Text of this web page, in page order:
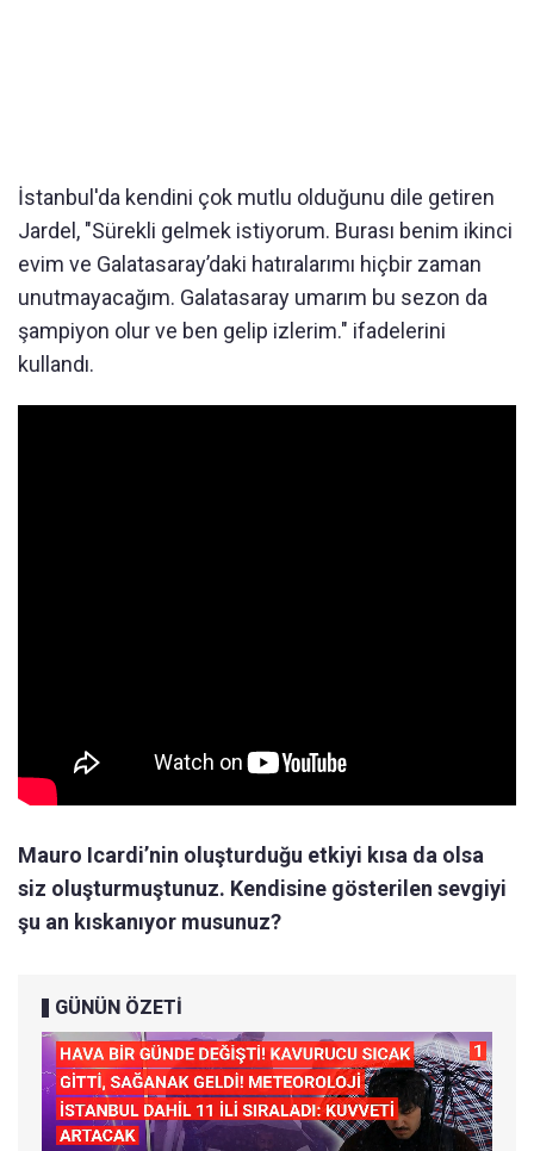
İstanbul'da kendini çok mutlu olduğunu dile getiren
Jardel, "Sürekli gelmek istiyorum. Burası benim ikinci
evim ve Galatasaray’daki hatıralarımı hiçbir zaman
unutmayacağım. Galatasaray umarım bu sezon da
şampiyon olur ve ben gelip izlerim." ifadelerini
kullandı.
Mauro Icardi’nin oluşturduğu etkiyi kısa da olsa
siz oluşturmuştunuz. Kendisine gösterilen sevgiyi
şu an kıskanıyor musunuz?
GÜNÜN ÖZETİ